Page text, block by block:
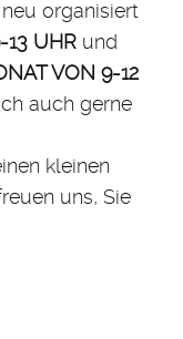
organisiert
13 UHR und
VON 9-12
auch gerne
kleinen
uns, Sie